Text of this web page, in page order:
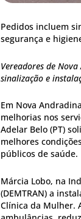
Pedidos incluem
segurança e
Vereadores de
sinalização e
Em Nova
melhorias nos
Adelar Belo (PT)
melhores
públicos de saúde.
Márcia Lobo, na
(DEMTRAN) a
Clínica da Mulher.